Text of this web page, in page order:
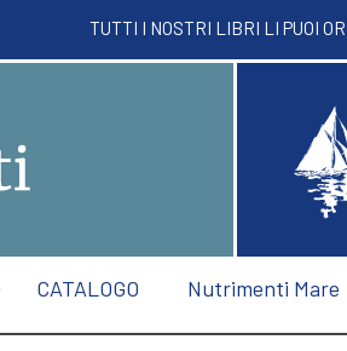
TUTTI I NOSTRI LIBRI LI PUOI
CATALOGO Nutrimenti Mare